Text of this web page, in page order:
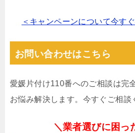
＜キャンペーンについて今す
お問い合わせはこちら
愛媛片付け110番へのご相談は完
お悩み解決します。今すぐご相談
＼業者選びに困っ